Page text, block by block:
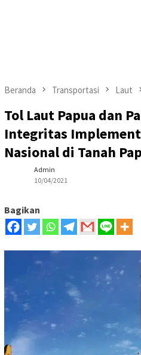
Beranda Transportasi Laut
Tol Laut Papua dan
Integritas
Nasional di Tanah
Admin
10/04/2021
Bagikan